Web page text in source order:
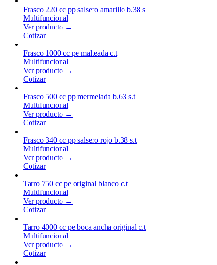
Frasco 220 cc pp salsero amarillo b.38 s
Multifuncional
Ver producto →
Cotizar
Frasco 1000 cc pe malteada c.t
Multifuncional
Ver producto →
Cotizar
Frasco 500 cc pp mermelada b.63 s.t
Multifuncional
Ver producto →
Cotizar
Frasco 340 cc pp salsero rojo b.38 s.t
Multifuncional
Ver producto →
Cotizar
Tarro 750 cc pe original blanco c.t
Multifuncional
Ver producto →
Cotizar
Tarro 4000 cc pe boca ancha original c.t
Multifuncional
Ver producto →
Cotizar